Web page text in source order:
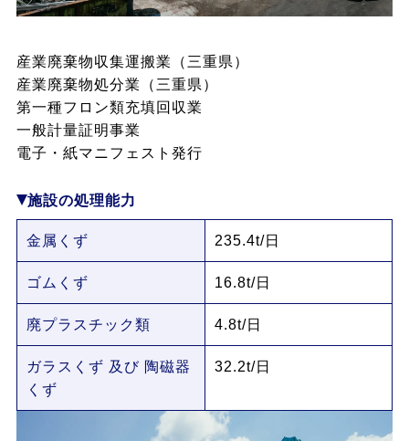
産業廃棄物収集運搬業（三重県）
産業廃棄物処分業（三重県）
第一種フロン類充填回収業
一般計量証明事業
電子・紙マニフェスト発行
施設の処理能力
金属くず 235.4t/日
ゴムくず 16.8t/日
廃プラスチック類 4.8t/日
ガラスくず 及び 陶磁器
くず
32.2t/日